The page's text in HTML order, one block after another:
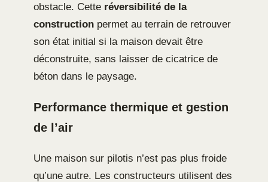
obstacle. Cette réversibilité de la
construction permet au terrain de retrouver
son état initial si la maison devait être
déconstruite, sans laisser de cicatrice de
béton dans le paysage.
Performance thermique et gestion
de l’air
Une maison sur pilotis n’est pas plus froide
qu’une autre. Les constructeurs utilisent des